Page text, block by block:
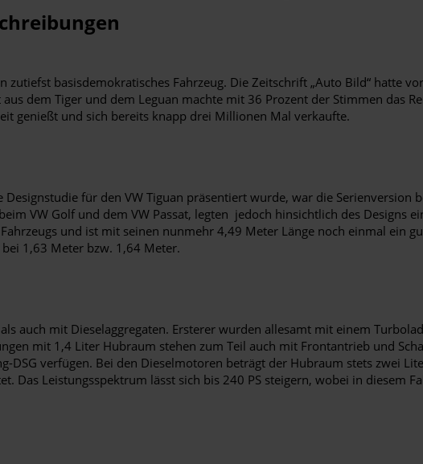
zutiefst basisdemokratisches Fahrzeug. Die Zeitschrift „Auto Bild“ hatte
dem Tiger und dem Leguan machte mit 36 Prozent der Stimmen das
genießt und sich bereits knapp drei Millionen Mal verkaufte.
für den VW Tiguan präsentiert wurde, war die
VW Golf und dem VW Passat, legten jedoch hinsichtlich des Designs
und ist mit seinen nunmehr 4,49 Meter Länge noch einmal ein
1,63 Meter bzw. 1,64 Meter.
auch mit Dieselaggregaten. Ersterer wurden allesamt mit einem
mit 1,4 Liter Hubraum stehen zum Teil auch mit Frontantrieb und
DSG verfügen. Bei den Dieselmotoren beträgt der Hubraum stets zwei
Das Leistungsspektrum lässt sich bis 240 PS steigern, wobei in diesem